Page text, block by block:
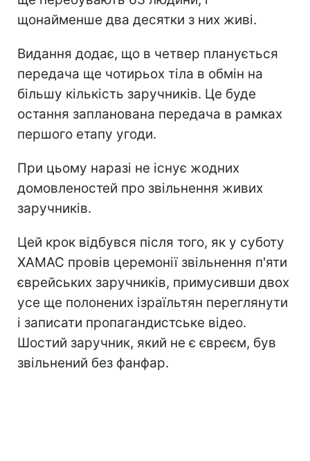
щонайменше два десятки з них живі.
Видання додає, що в четвер планується
передача ще чотирьох тіла в обмін на
більшу кількість заручників. Це буде
остання запланована передача в рамках
першого етапу угоди.
При цьому наразі не існує жодних
домовленостей про звільнення живих
заручників.
Цей крок відбувся після того, як у суботу
ХАМАС провів церемонії звільнення п'яти
єврейських заручників, примусивши двох
усе ще полонених ізраїльтян переглянути
і записати пропагандистське відео.
Шостий заручник, який не є євреєм, був
звільнений без фанфар.